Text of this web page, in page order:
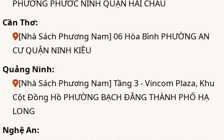
PHƯỜNG PHƯỚC NINH QUẬN HẢI CHÂU
Cần Thơ:
[Nhà Sách Phương Nam] 06 Hòa Bình PHƯỜNG AN
CƯ QUẬN NINH KIỀU
Quảng Ninh:
[Nhà Sách Phương Nam] Tầng 3 - Vincom Plaza, Khu
Cột Đồng Hồ PHƯỜNG BẠCH ĐẰNG THÀNH PHỐ HẠ
LONG
Nghệ An: